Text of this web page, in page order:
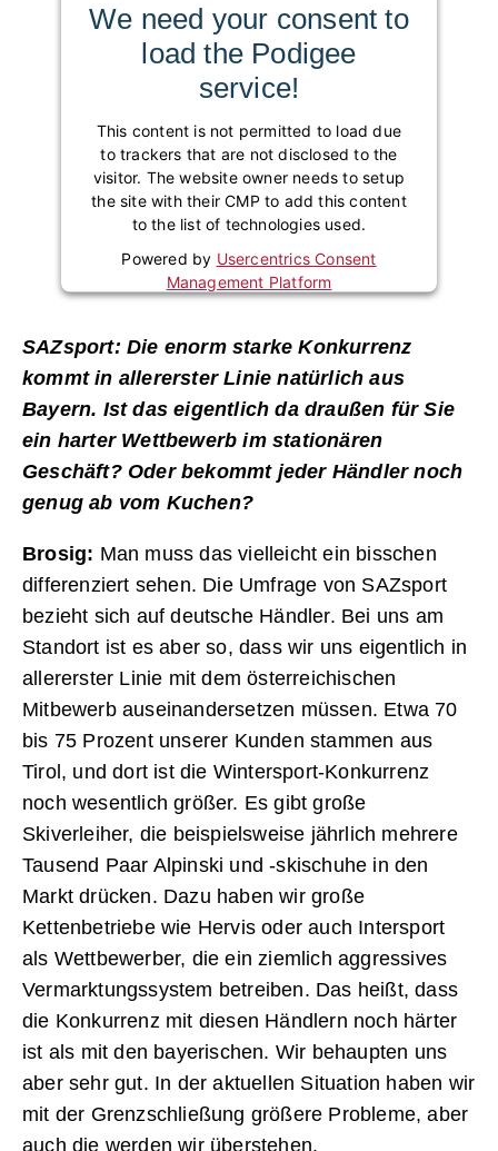
We need your consent to
load the Podigee
service!
This content is not permitted to load due
to trackers that are not disclosed to the
visitor. The website owner needs to setup
the site with their CMP to add this content
to the list of technologies used.
Powered by Usercentrics Consent
Management Platform
SAZsport: Die enorm starke Konkurrenz
kommt in allererster Linie natürlich aus
Bayern. Ist das eigentlich da draußen für Sie
ein harter Wettbewerb im stationären
Geschäft? Oder bekommt jeder Händler noch
genug ab vom Kuchen?
Brosig: Man muss das vielleicht ein bisschen
differenziert sehen. Die Umfrage von SAZsport
bezieht sich auf deutsche Händler. Bei uns am
Standort ist es aber so, dass wir uns eigentlich in
allererster Linie mit dem österreichischen
Mitbewerb auseinandersetzen müssen. Etwa 70
bis 75 Prozent unserer Kunden stammen aus
Tirol, und dort ist die Wintersport-Konkurrenz
noch wesentlich größer. Es gibt große
Skiverleiher, die beispielsweise jährlich mehrere
Tausend Paar Alpinski und -skischuhe in den
Markt drücken. Dazu haben wir große
Kettenbetriebe wie Hervis oder auch Intersport
als Wettbewerber, die ein ziemlich aggressives
Vermarktungssystem betreiben. Das heißt, dass
die Konkurrenz mit diesen Händlern noch härter
ist als mit den bayerischen. Wir behaupten uns
aber sehr gut. In der ­aktuellen Situation haben wir
mit der Grenzschließung größere Probleme, aber
auch die werden wir überstehen.